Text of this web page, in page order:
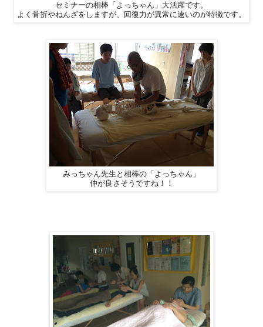
セミナーの相棒「よっちゃん」大活躍です。
よく骨折やねんざをしますが、回復力が異常に速いのが特徴です。
みっちゃん先生と相棒の「よっちゃん」
仲が良さそうですね！！